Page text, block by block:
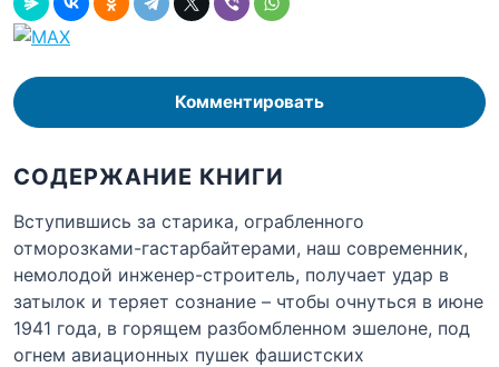
Комментировать
СОДЕРЖАНИЕ КНИГИ
Вступившись за старика, ограбленного
отморозками-гастарбайтерами, наш современник,
немолодой инженер-строитель, получает удар в
затылок и теряет сознание – чтобы очнуться в июне
1941 года, в горящем разбомбленном эшелоне, под
огнем авиационных пушек фашистских